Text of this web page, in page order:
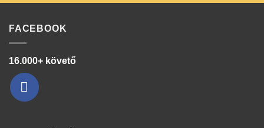
FACEBOOK
16.000+ követő